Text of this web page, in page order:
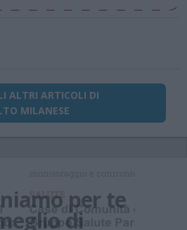
ALTRI ARTICOLI DI
MILANESE
per te
di